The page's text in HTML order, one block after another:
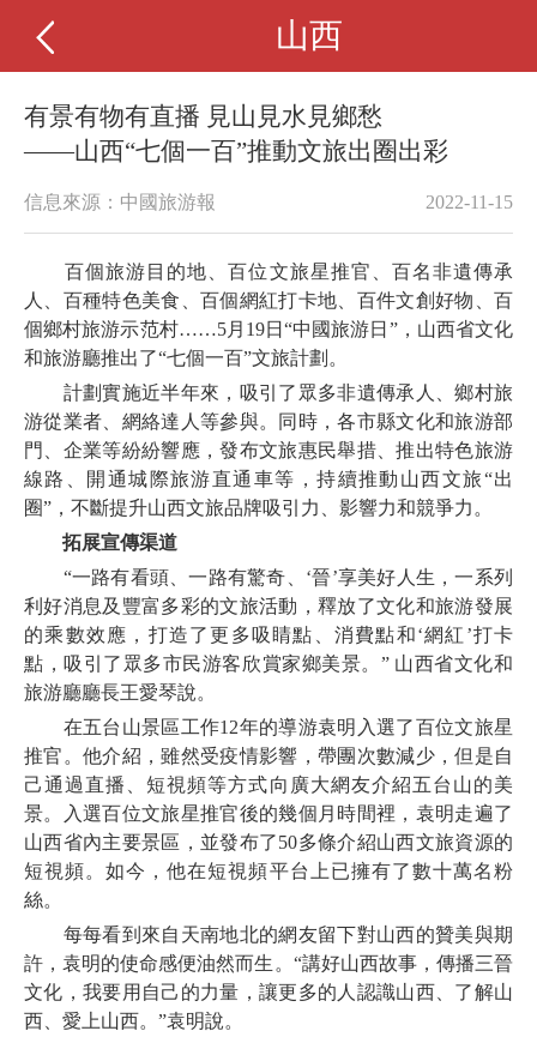
山西
有景有物有直播 見山見水見鄉愁
——山西“七個一百”推動文旅出圈出彩
信息來源：中國旅游報 2022-11-15
百個旅游目的地、百位文旅星推官、百名非遺傳承
人、百種特色美食、百個網紅打卡地、百件文創好物、百
個鄉村旅游示范村……5月19日“中國旅游日”，山西省文化
和旅游廳推出了“七個一百”文旅計劃。
計劃實施近半年來，吸引了眾多非遺傳承人、鄉村旅
游從業者、網絡達人等參與。同時，各市縣文化和旅游部
門、企業等紛紛響應，發布文旅惠民舉措、推出特色旅游
線路、開通城際旅游直通車等，持續推動山西文旅“出
圈”，不斷提升山西文旅品牌吸引力、影響力和競爭力。
拓展宣傳渠道
“一路有看頭、一路有驚奇、‘晉’享美好人生，一系列
利好消息及豐富多彩的文旅活動，釋放了文化和旅游發展
的乘數效應，打造了更多吸睛點、消費點和‘網紅’打卡
點，吸引了眾多市民游客欣賞家鄉美景。” 山西省文化和
旅游廳廳長王愛琴說。
在五台山景區工作12年的導游袁明入選了百位文旅星
推官。他介紹，雖然受疫情影響，帶團次數減少，但是自
己通過直播、短視頻等方式向廣大網友介紹五台山的美
景。入選百位文旅星推官後的幾個月時間裡，袁明走遍了
山西省內主要景區，並發布了50多條介紹山西文旅資源的
短視頻。如今，他在短視頻平台上已擁有了數十萬名粉
絲。
每每看到來自天南地北的網友留下對山西的贊美與期
許，袁明的使命感便油然而生。“講好山西故事，傳播三晉
文化，我要用自己的力量，讓更多的人認識山西、了解山
西、愛上山西。”袁明說。